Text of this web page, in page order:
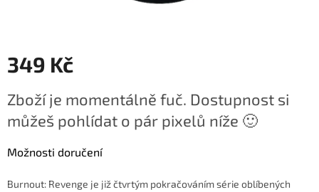
349 Kč
cena:
Zboží je momentálně fuč. Dostupnost si
můžeš pohlídat o pár pixelů níže 🙂
Možnosti doručení
Burnout: Revenge je již čtvrtým pokračováním série oblíbených